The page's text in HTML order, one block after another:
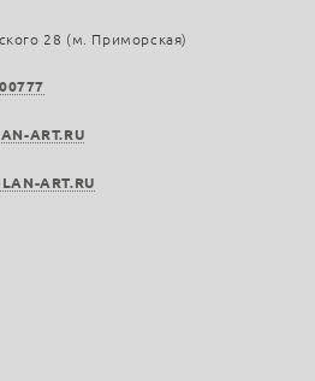
28 (м. Приморская)
ART.RU
ART.RU